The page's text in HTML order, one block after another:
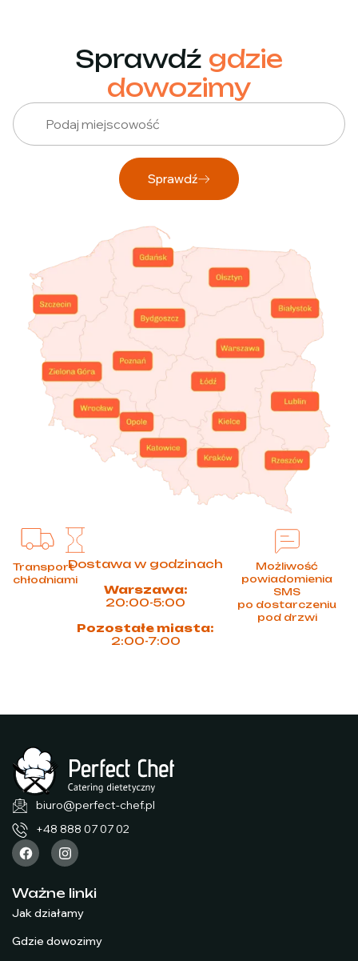
Sprawdź gdzie
dowozimy
Sprawdź
Transport
chłodniami
Dostawa w godzinach
Warszawa:
20:00-5:00
Pozostałe miasta:
2:00-7:00
Możliwość
powiadomienia
SMS
po dostarczeniu
pod drzwi
biuro@perfect-chef.pl
+48 888 07 07 02
Ważne linki
Jak działamy
Gdzie dowozimy